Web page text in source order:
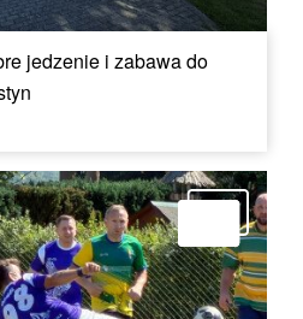
jedzenie i zabawa do